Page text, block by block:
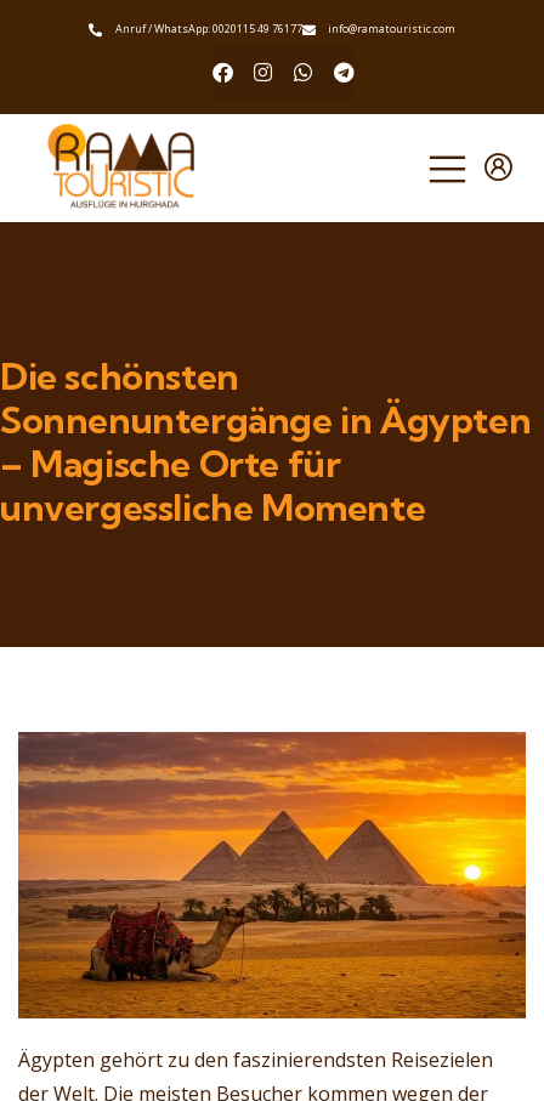
Anruf / WhatsApp: 0020115 49 76177 info@ramatouristic.com
Die schönsten
Sonnenuntergänge in Ägypten
– Magische Orte für
unvergessliche Momente
Ägypten gehört zu den faszinierendsten Reisezielen
der Welt. Die meisten Besucher kommen wegen der